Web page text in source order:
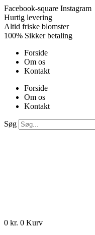
Videre
til
indhold
Facebook-square Instagram
Hurtig levering
Altid friske blomster
100% Sikker betaling
Forside
Om os
Kontakt
Forside
Om os
Kontakt
Søg
0 kr. 0 Kurv